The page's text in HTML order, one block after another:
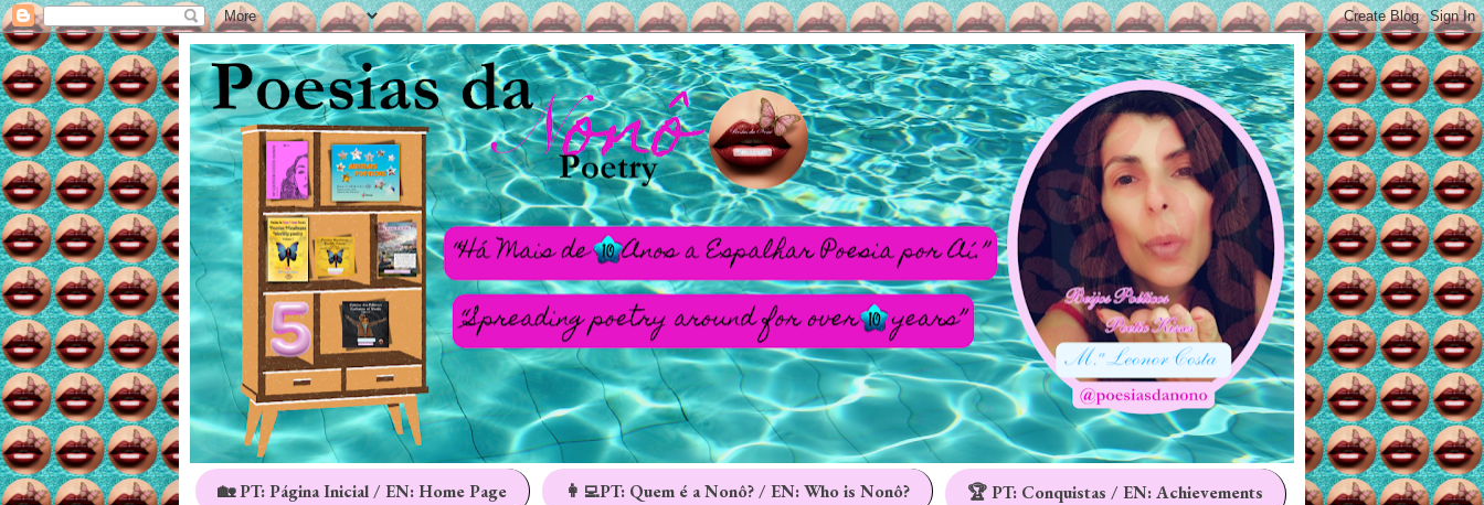
🏡 PT: Página Inicial / EN: Home Page 👩‍💻PT: Quem é a Nonô? / EN: Who is Nonô? 🏆 PT: Conquistas / EN: Achievements